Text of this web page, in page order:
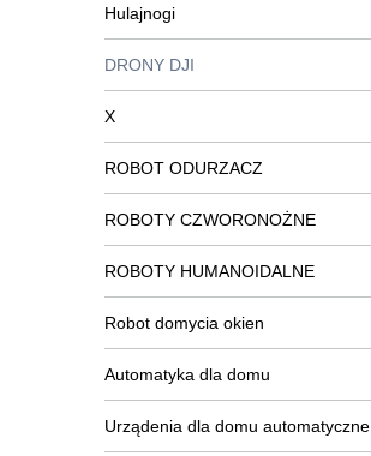
Hulajnogi
DRONY DJI
X
ROBOT ODURZACZ
ROBOTY CZWORONOŻNE
ROBOTY HUMANOIDALNE
Robot domycia okien
Automatyka dla domu
Urządenia dla domu automatyczne